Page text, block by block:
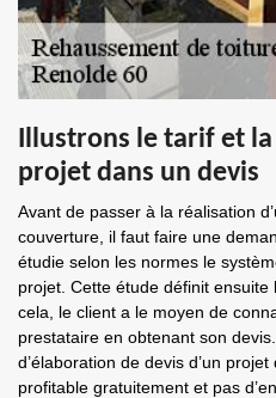
Illustrons le tarif et
projet dans un devis
Avant de passer à la réalisation
couverture, il faut faire une
étudie selon les normes le
projet. Cette étude définit ensuite
cela, le client a le moyen de
prestataire en obtenant son
d’élaboration de devis d’un
profitable gratuitement et pas